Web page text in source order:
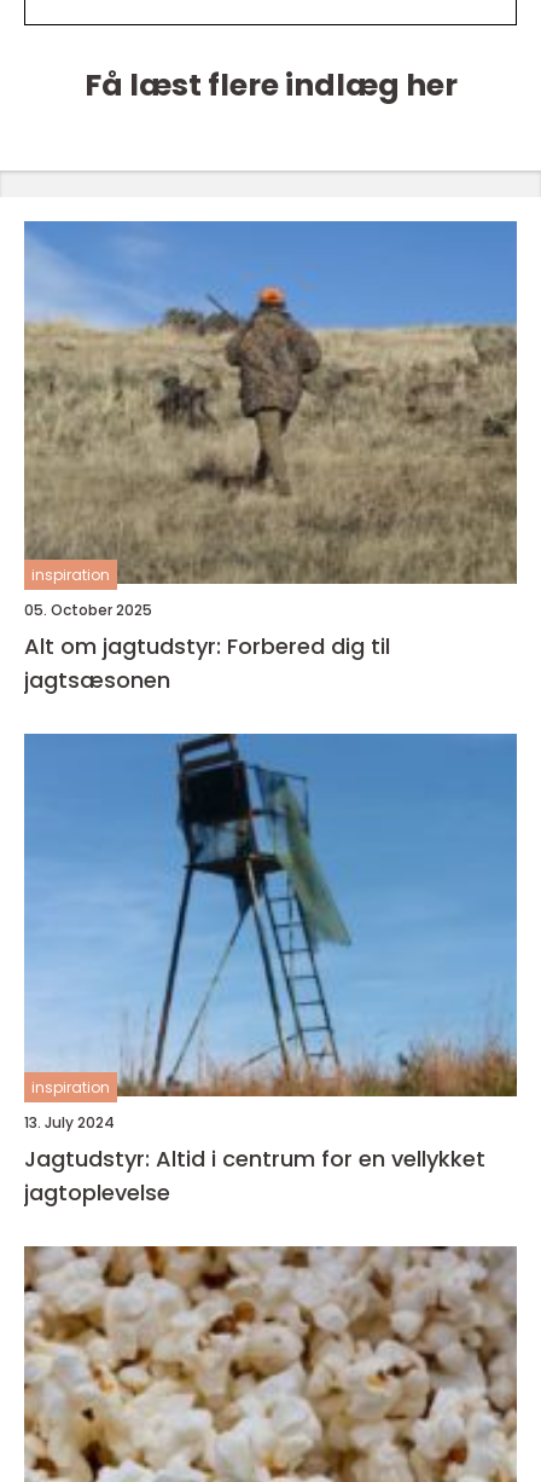
Få læst flere indlæg her
inspiration
05. October 2025
Alt om jagtudstyr: Forbered dig til
jagtsæsonen
inspiration
13. July 2024
Jagtudstyr: Altid i centrum for en vellykket
jagtoplevelse